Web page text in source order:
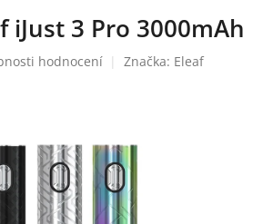
iJust 3 Pro 3000mAh
hodnocení Značka: Eleaf